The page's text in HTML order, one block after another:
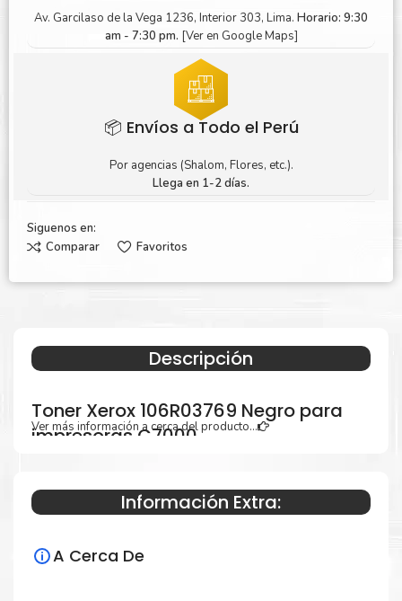
Av. Garcilaso de la Vega 1236, Interior 303, Lima. Horario: 9:30
am - 7:30 pm. [Ver en Google Maps]
📦 Envíos a Todo el Perú
Por agencias (Shalom, Flores, etc.).
Llega en 1-2 días.
Siguenos en:
Comparar
Favoritos
Descripción
Toner Xerox 106R03769 Negro para
impresoras C7000
Especificaciones Técnicas
Para impresoras:
Ver más información a cerca del producto...
Información Extra:
A Cerca De